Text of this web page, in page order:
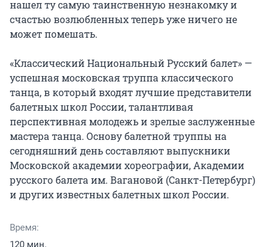
нашел ту самую таинственную незнакомку и
счастью возлюбленных теперь уже ничего не
может помешать.
«Классический Национальный Русский балет» —
успешная московская труппа классического
танца, в который входят лучшие представители
балетных школ России, талантливая
перспективная молодежь и зрелые заслуженные
мастера танца. Основу балетной труппы на
сегодняшний день составляют выпускники
Московской академии хореографии, Академии
русского балета им. Вагановой (Санкт-Петербург)
и других известных балетных школ России.
Время:
120 мин.